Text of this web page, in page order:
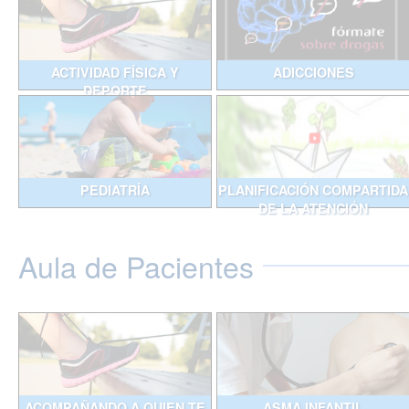
ACTIVIDAD FÍSICA Y
DEPORTE
ADICCIONES
PEDIATRÍA
PLANIFICACIÓN COMPARTIDA
DE LA ATENCIÓN
Aula de Pacientes